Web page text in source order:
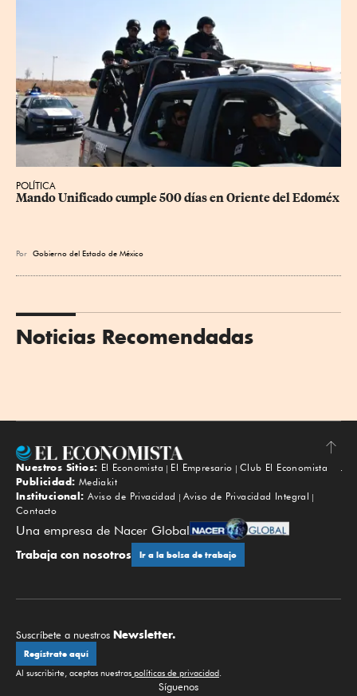
POLÍTICA
Mando Unificado cumple 500 días en Oriente del Edoméx
Por Gobierno del Estado de México
Noticias Recomendadas
Subir
Nuestros Sitios: El Economista El Empresario
Club El Economista
Publicidad: Mediakit
Institucional: Aviso de Privacidad
Aviso de Privacidad Integral
Contacto
Una empresa de Nacer Global
Trabaja con nosotros Ir a la bolsa de trabajo
Suscríbete a nuestros Newsletter.
Regístrate aquí
Al suscribirte, aceptas nuestras políticas de privacidad.
Síguenos